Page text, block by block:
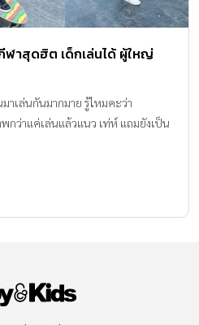
าสุดฮิต เด็กเล่นได้ ผู้ใหญ่
เล่นกันมากมาย รู้ไหมคะว่า
กว่าแค่เล่นแล้วแนว เท่ห์ แถมยังเป็น